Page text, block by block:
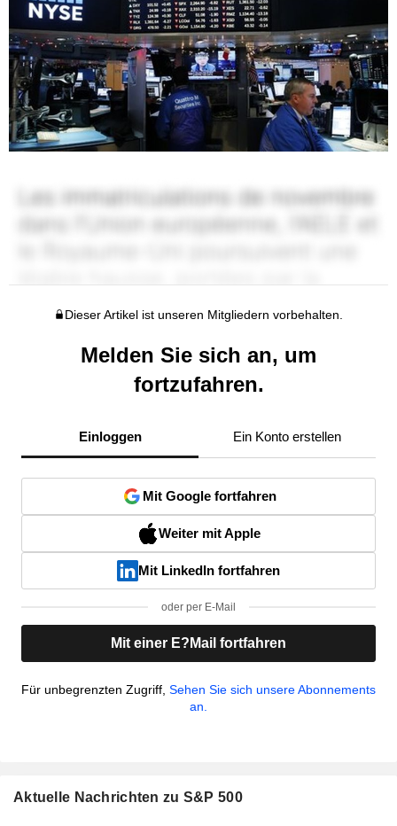
Dieser Artikel ist unseren Mitgliedern vorbehalten.
Melden Sie sich an, um
fortzufahren.
Einloggen Ein Konto erstellen
Mit Google fortfahren
Weiter mit Apple
Mit LinkedIn fortfahren
oder per E-Mail
Mit einer E?Mail fortfahren
Für unbegrenzten Zugriff, Sehen Sie sich unsere Abonnements
an.
Aktuelle Nachrichten zu S&P 500